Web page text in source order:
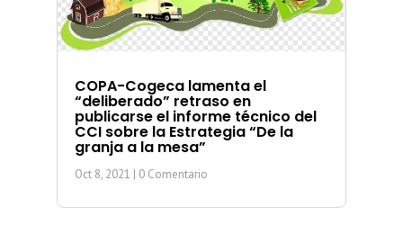
COPA-Cogeca lamenta el
“deliberado” retraso en
publicarse el informe técnico del
CCI sobre la Estrategia “De la
granja a la mesa”
Oct 8, 2021 | 0 Comentario